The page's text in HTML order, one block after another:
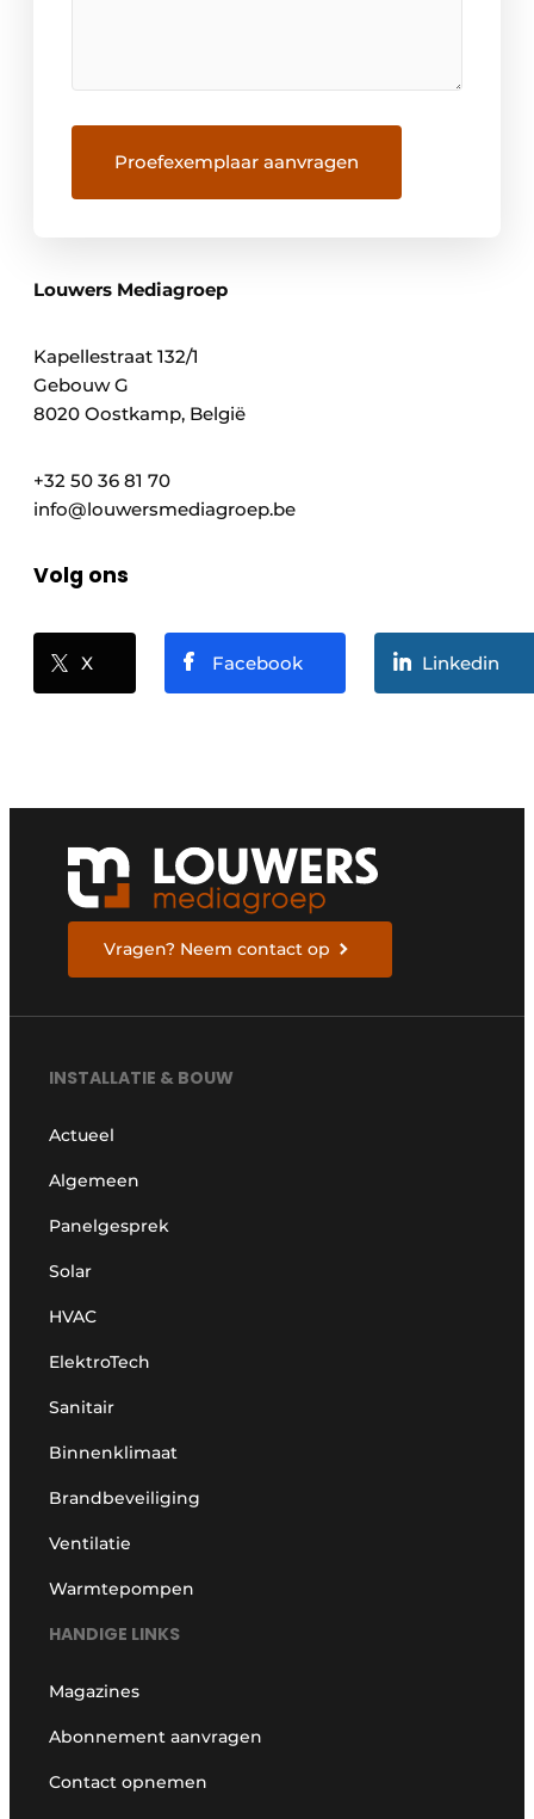
Louwers Mediagroep
Kapellestraat 132/1
Gebouw G
8020 Oostkamp, België
+32 50 36 81 70
info@louwersmediagroep.be
Volg ons
X Facebook Linkedin
Vragen? Neem contact op
INSTALLATIE & BOUW
Actueel
Algemeen
Panelgesprek
Solar
HVAC
ElektroTech
Sanitair
Binnenklimaat
Brandbeveiliging
Ventilatie
Warmtepompen
HANDIGE LINKS
Magazines
Abonnement aanvragen
Contact opnemen